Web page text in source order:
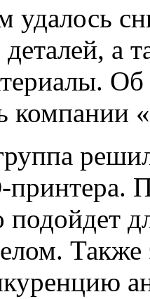
удалось
а
принтера.
Также